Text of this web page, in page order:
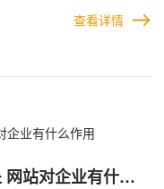
业才越有意义，这也是
制作出更符合企业期望
查看详情
站对企业有什么